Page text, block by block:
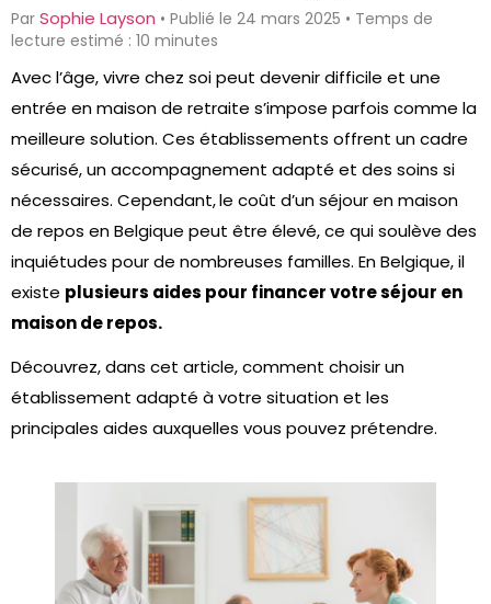
Par Sophie Layson • Publié le 24 mars 2025 • Temps de
lecture estimé : 10 minutes
Avec l’âge, vivre chez soi peut devenir difficile et une
entrée en maison de retraite s’impose parfois comme la
meilleure solution. Ces établissements offrent un cadre
sécurisé, un accompagnement adapté et des soins si
nécessaires. Cependant,le coût d’un séjour en maison
de repos en Belgique peut être élevé, ce qui soulève des
inquiétudes pour de nombreuses familles. En Belgique, il
existe plusieurs aides pour financer votre séjour en
maison de repos.
Découvrez, dans cet article, comment choisir un
établissement adapté à votre situation et les
principales aides auxquelles vous pouvez prétendre.